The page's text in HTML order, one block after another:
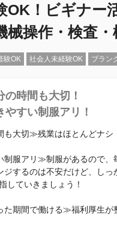
OK！ビギナ
械操作・検査・
験OK 社会人未経験OK ブラン
の時間も大切！
やすい制服アリ！
大切≫残業はほとんどナシ
制服アリ≫制服があるので、
ジするのは不安だけど、し
していきましょう！
期間で働ける≫福利厚生が